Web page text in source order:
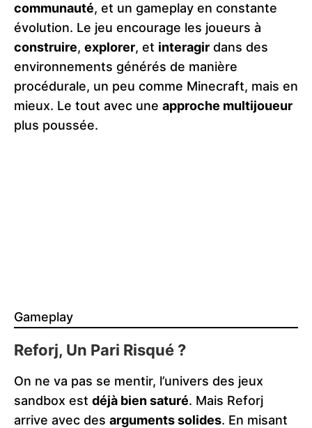
communauté, et un gameplay en constante
évolution. Le jeu encourage les joueurs à
construire, explorer, et interagir dans des
environnements générés de manière
procédurale, un peu comme Minecraft, mais en
mieux. Le tout avec une approche multijoueur
plus poussée​.
Gameplay
Reforj, Un Pari Risqué ?
On ne va pas se mentir, l’univers des jeux
sandbox est déjà bien saturé. Mais Reforj
arrive avec des arguments solides. En misant